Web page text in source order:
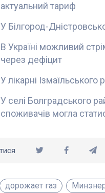
актуальний тариф
У Білгород-
В Україні можливий
через дефіцит
У лікарні
У селі Болградського
споживачів могла
дорожает газ